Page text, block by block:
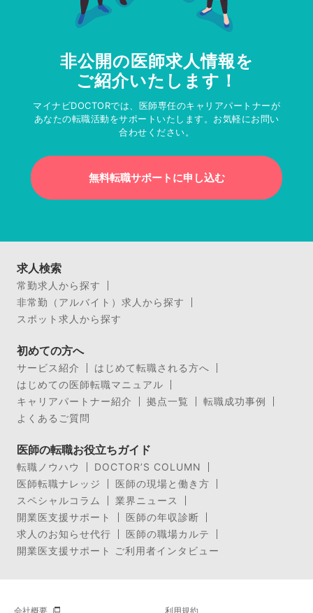
非公開の医師求人情報を
ご紹介いたします！
マイナビDOCTORでは、医師専任のキャリアパートナーが
あなたの転職活動をサポートいたします。お気軽にお問い
合わせください。
無料転職サポートに申し込む
求人検索
常勤求人から探す
非常勤（アルバイト）求人から探す
スポット求人から探す
初めての方へ
サービス紹介
はじめて転職される方へ
はじめての医師転職マニュアル
キャリアパートナー紹介
拠点一覧
転職成功事例
よくあるご質問
医師の転職お役立ちガイド
転職ノウハウ
DOCTOR’S COLUMN
医師転職ナレッジ
医師の現場と働き方
スペシャルコラム
業界ニュース
開業医支援サポート
医師の年収診断
求人のお知らせ代行
医師の職場カルテ
開業医支援サポート ご利用者インタビュー
会社概要 利用規約